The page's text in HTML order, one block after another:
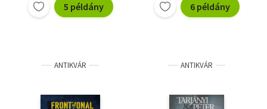
5 példány 6 példány
ANTIKVÁR ANTIKVÁR